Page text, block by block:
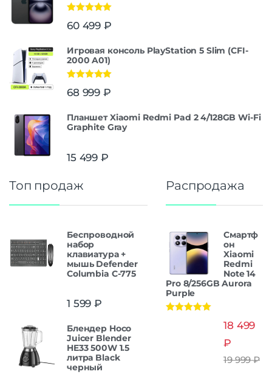
из 5
60 499 ₽
Игровая консоль PlayStation 5 Slim (CFI-
2000 A01)
из 5
68 999 ₽
Планшет Xiaomi Redmi Pad 2 4/128GB Wi-Fi
Graphite Gray
15 499 ₽
Топ продаж
Беспроводной
набор
клавиатура +
мышь Defender
Columbia C-775
1 599 ₽
Блендер Hoco
Juicer Blender
HE33 500W 1.5
литра Black
черный
Распродажа
Смартф
он
Xiaomi
Redmi
Note 14
Pro 8/256GB Aurora
Purple
18 499
₽
19 999₽